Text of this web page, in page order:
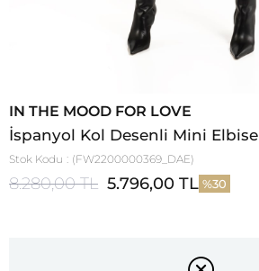
IN THE MOOD FOR LOVE
İspanyol Kol Desenli Mini Elbise
Stok Kodu (FW2200000369_DAE)
8.280,00 TL 5.796,00 TL 30